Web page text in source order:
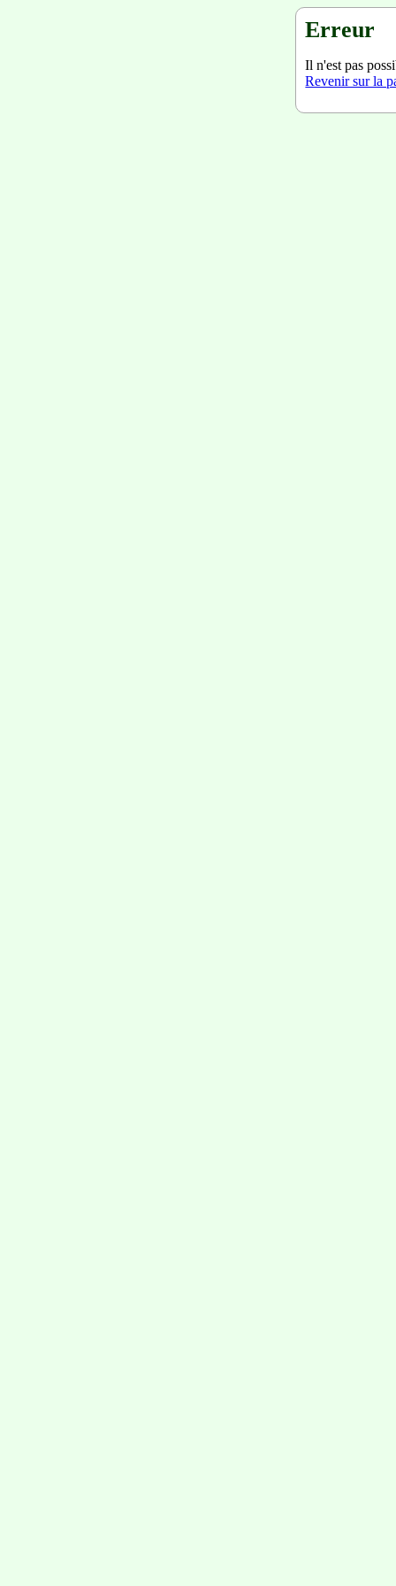
Erreur
Il n'est pas
Revenir sur la